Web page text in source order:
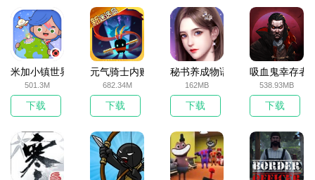
米加小镇世界2025官方版
501.3M
下载
元气骑士内购破解版
682.34M
下载
秘书养成物语
162MB
下载
吸血鬼幸存者
538.93MB
下载